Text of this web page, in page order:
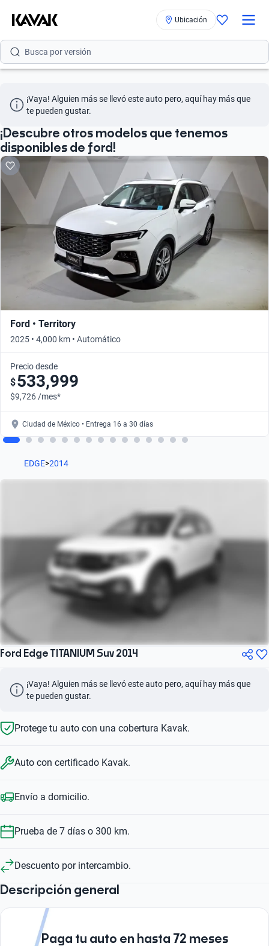
Ubicación
Busca por modelo
Busca por año
Busca por marca
Busca por versión
Busca por año
¡Vaya! Alguien más se llevó este auto pero, aquí hay más que
te pueden gustar.
¡Descubre otros modelos que tenemos
disponibles de ford!
Ford • Territory
2025 • 4,000 km • Automático
Precio desde
$533,999
$9,726 /mes*
Ciudad de México • Entrega 16 a 30 días
EDGE>2014
Ford Edge TITANIUM Suv 2014
¡Vaya! Alguien más se llevó este auto pero, aquí hay más que
te pueden gustar.
Protege tu auto con una cobertura Kavak.
Auto con certificado Kavak.
Envío a domicilio.
Prueba de 7 días o 300 km.
Descuento por intercambio.
Descripción general
Paga tu auto en hasta 72 meses